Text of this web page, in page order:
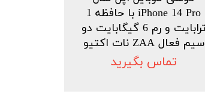
iPhone 14 Pro با حافظه 1
ترابایت و رم 6 گیگابایت دو
سیم فعال ZAA نات اکتیو
تماس بگیرید